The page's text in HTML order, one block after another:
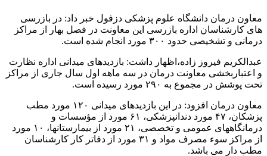
معاون درمان دانشگاه علوم پزشکی دزفول خبر داد: در بازرسی
های کارشناسان اداره بازرسی این معاونت در فصل بهار از مراکز
درمانی و تشخیصی حدود ۳۰۰ مورد انجام شده است.
عبدالکریم فیروز زاده،اظهار داشت: بازدیدهای میدانی اداره نظارت
و اعتباربخشی معاونت درمان در سه ماهه اول سال جاری از مراکز
تحت پوشش در مجموع به ۲۹۰ مورد رسیده است.
معاون درمان افزود: در این بازدیدهای میدانی ۱۲۰ مورد مطب
پزشکان، ۴۷ مورد دندانپزشکی، ۶۱ مورد از مؤسسات و
درمانگاههای عمومی و تخصصی، ۲۱ مورد از بیمارستانها، ۱۰ مورد
از مراکز سوء مصرف مواد و ۳۱ مورد از دفاتر کار کارشناسان
مطب دار می باشد.